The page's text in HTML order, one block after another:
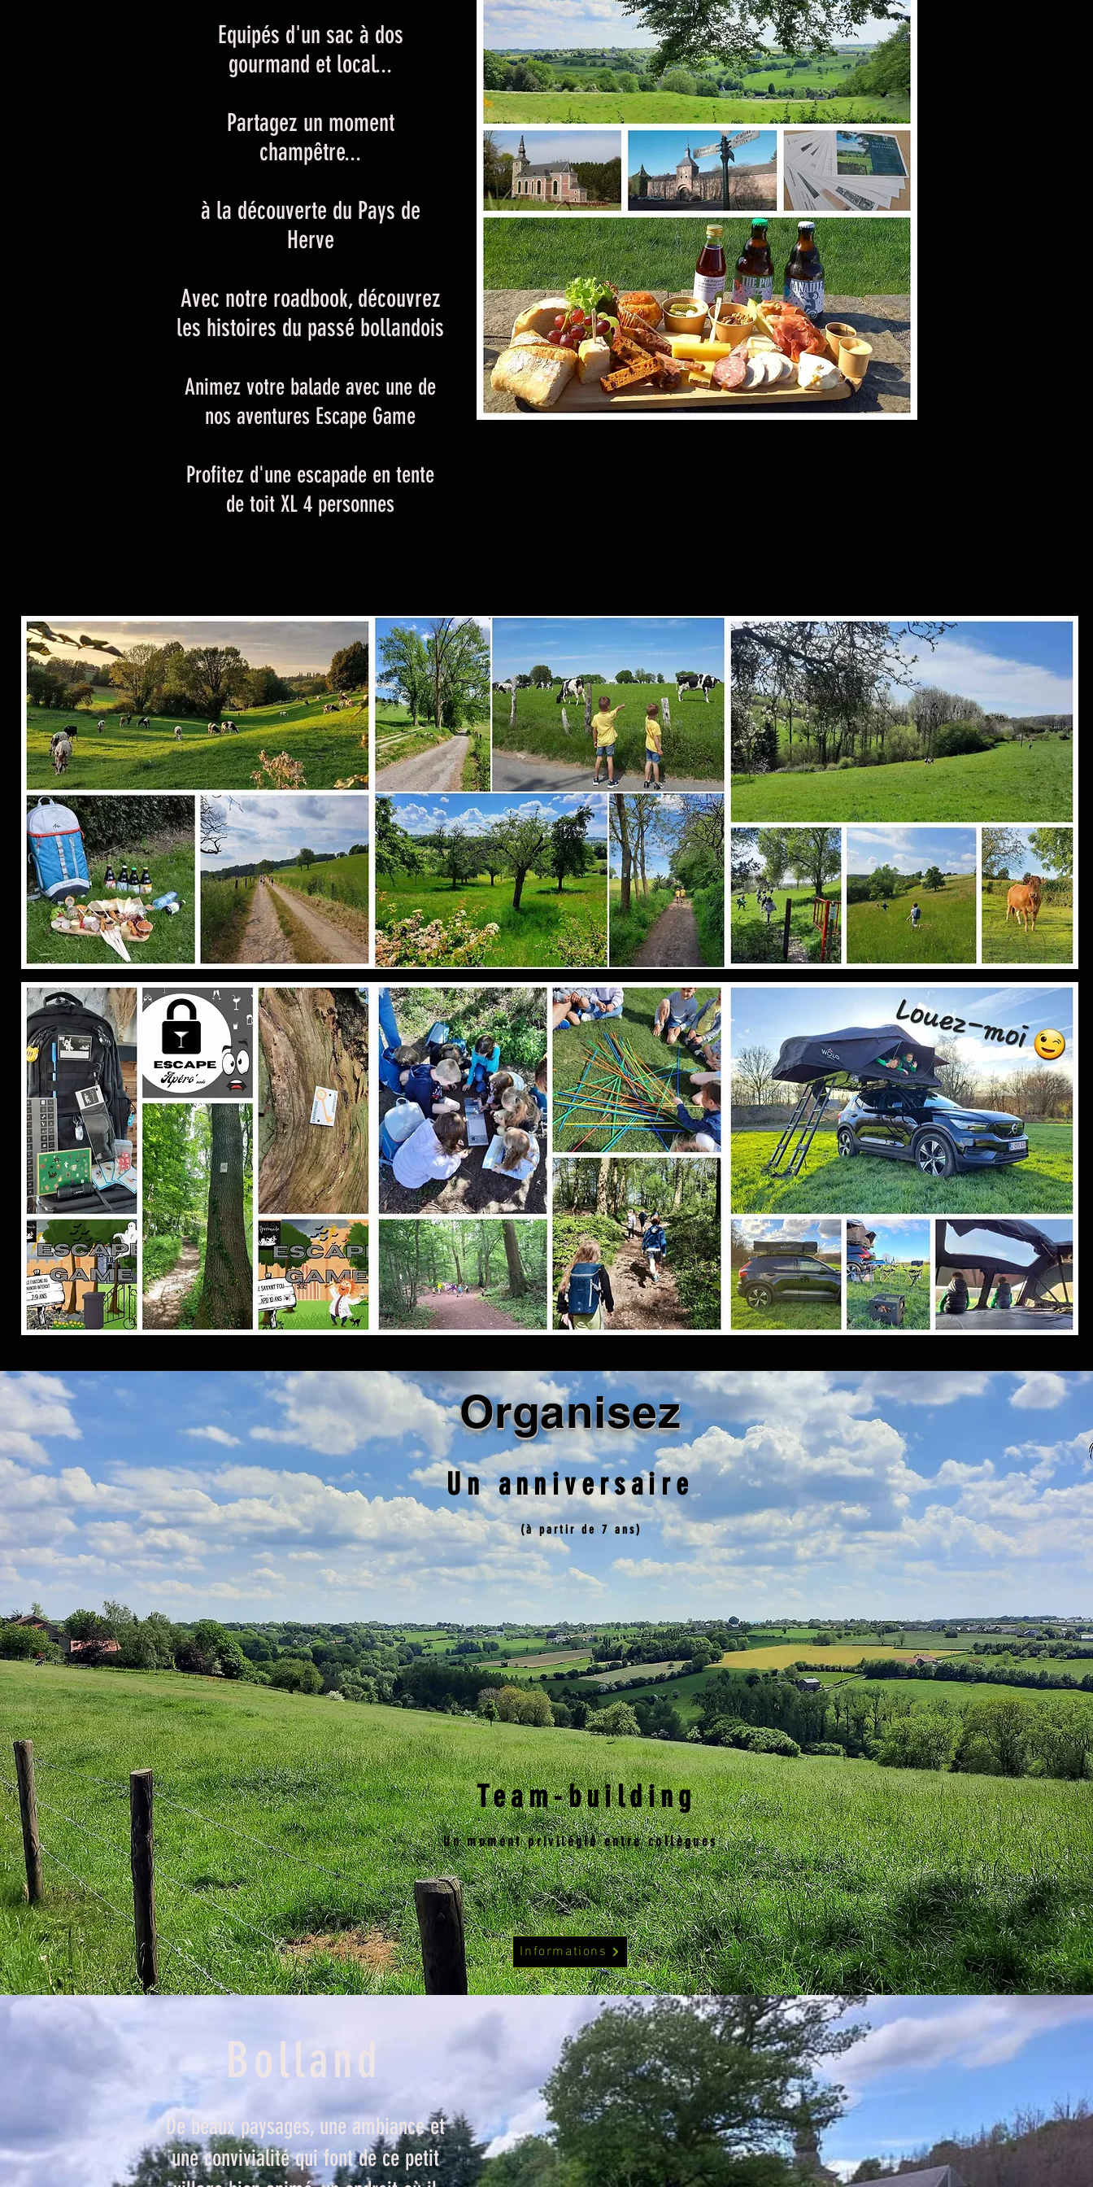
Equipés d'un sac à dos
gourmand et local...
Partagez un moment
champêtre...
à la découverte du Pays de
Herve
Avec notre roadbook, découvrez
les histoires du passé bollandois
Animez votre balade avec une de
nos aventures Escape Game
Profitez d'une escapade en tente
de toit XL 4 personnes
Organisez
Un anniversaire
(à partir de 7 ans)
Team-building
Un moment privilégié entre collègues
Informations
Bolland
De beaux paysages, une ambiance et
une convivialité qui font de ce petit